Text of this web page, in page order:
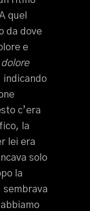
quel
da dove
e
dolore
indicando
c’era
la
lei era
solo
la
sembrava